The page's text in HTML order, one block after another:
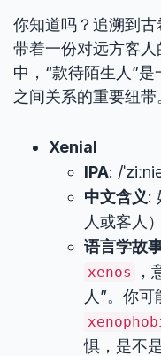
你知道吗？追溯到古
带着一份对远方客
中，“款待陌生人”
之间关系的重要纽带
Xenial
IPA: /
中文含义:
人或客人）
语言学故
xenos
，
人”。你
惧，是不